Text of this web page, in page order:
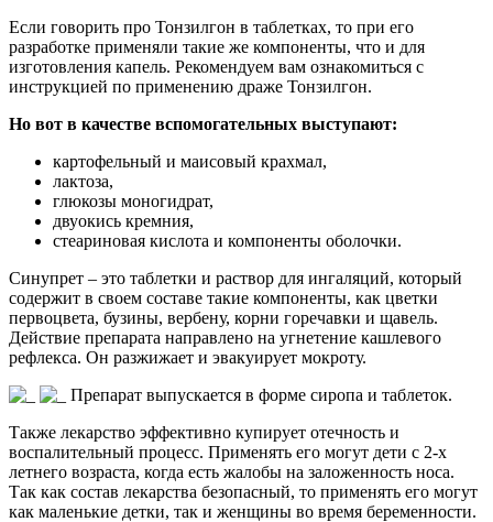
Если говорить про Тонзилгон в таблетках, то при его
разработке применяли такие же компоненты, что и для
изготовления капель. Рекомендуем вам ознакомиться с
инструкцией по применению драже Тонзилгон.
Но вот в качестве вспомогательных выступают:
картофельный и маисовый крахмал,
лактоза,
глюкозы моногидрат,
двуокись кремния,
стеариновая кислота и компоненты оболочки.
Синупрет – это таблетки и раствор для ингаляций, который
содержит в своем составе такие компоненты, как цветки
первоцвета, бузины, вербену, корни горечавки и щавель.
Действие препарата направлено на угнетение кашлевого
рефлекса. Он разжижает и эвакуирует мокроту.
Препарат выпускается в форме сиропа и таблеток.
Также лекарство эффективно купирует отечность и
воспалительный процесс. Применять его могут дети с 2-х
летнего возраста, когда есть жалобы на заложенность носа.
Так как состав лекарства безопасный, то применять его могут
как маленькие детки, так и женщины во время беременности.